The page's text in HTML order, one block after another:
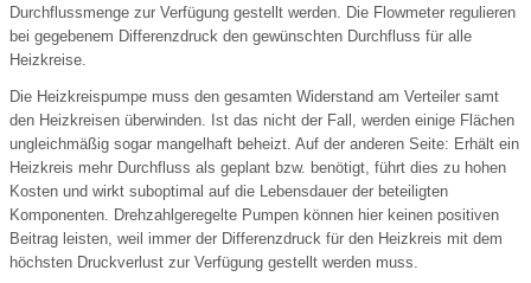
Durchflussmenge zur Verfügung gestellt werden. Die Flowmeter regulieren
bei gegebenem Differenzdruck den gewünschten Durchfluss für alle
Heizkreise.
Die Heizkreispumpe muss den gesamten Widerstand am Verteiler samt
den Heizkreisen überwinden. Ist das nicht der Fall, werden einige Flächen
ungleichmäßig sogar mangelhaft beheizt. Auf der anderen Seite: Erhält ein
Heizkreis mehr Durchfluss als geplant bzw. benötigt, führt dies zu hohen
Kosten und wirkt suboptimal auf die Lebensdauer der beteiligten
Komponenten. Drehzahlgeregelte Pumpen können hier keinen positiven
Beitrag leisten, weil immer der Differenzdruck für den Heizkreis mit dem
höchsten Druckverlust zur Verfügung gestellt werden muss.